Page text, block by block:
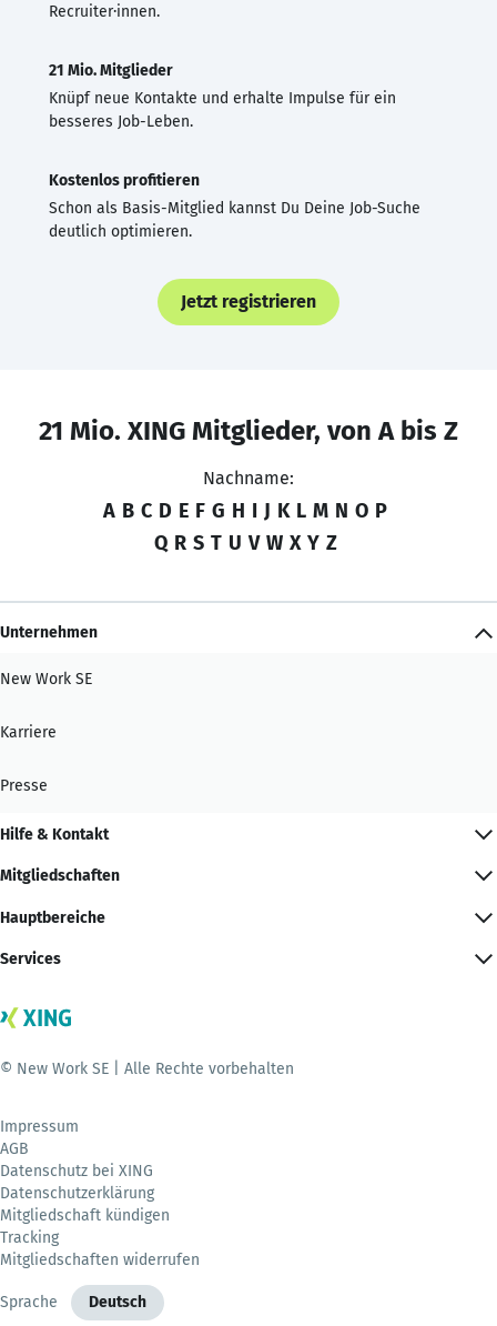
Recruiter·innen.
21 Mio. Mitglieder
Knüpf neue Kontakte und erhalte Impulse für ein
besseres Job-Leben.
Kostenlos profitieren
Schon als Basis-Mitglied kannst Du Deine Job-Suche
deutlich optimieren.
Jetzt registrieren
21 Mio. XING Mitglieder, von A bis Z
Nachname:
A B C D E F G H I J K L M N O P
Q R S T U V W X Y Z
Unternehmen
New Work SE
Karriere
Presse
Hilfe & Kontakt
Mitgliedschaften
Hauptbereiche
Services
© New Work SE | Alle Rechte vorbehalten
Impressum
AGB
Datenschutz bei XING
Datenschutzerklärung
Mitgliedschaft kündigen
Tracking
Mitgliedschaften widerrufen
Sprache Deutsch